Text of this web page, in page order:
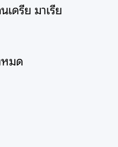
ดรีย มาเรีย
หมด